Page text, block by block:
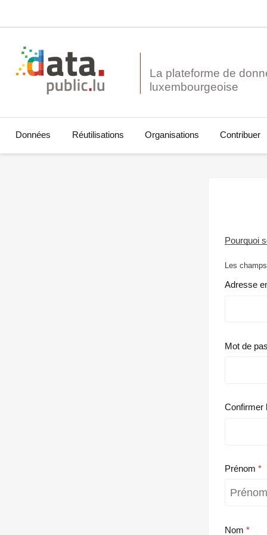
La plateforme de
Données Réutilisations Organisations Contribuer
Pourquoi
Les
Adresse
Mot de
Confirmer
Prénom
Nom